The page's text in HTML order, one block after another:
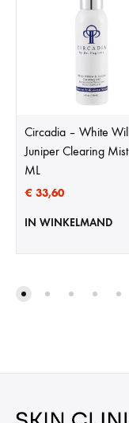
Circadia – White
Juniper Clearing
ML
€ 33,60
IN WINKELMAND